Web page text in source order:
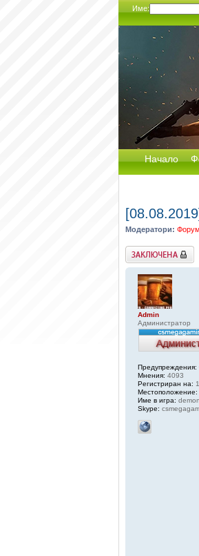
Име:
Начало
Модератори:
Заключена
Admin
Администратор
Предупреждения:
Мнения: 4093
Регистриран на:
Местоположение:
Име в игра: demon
Skype: